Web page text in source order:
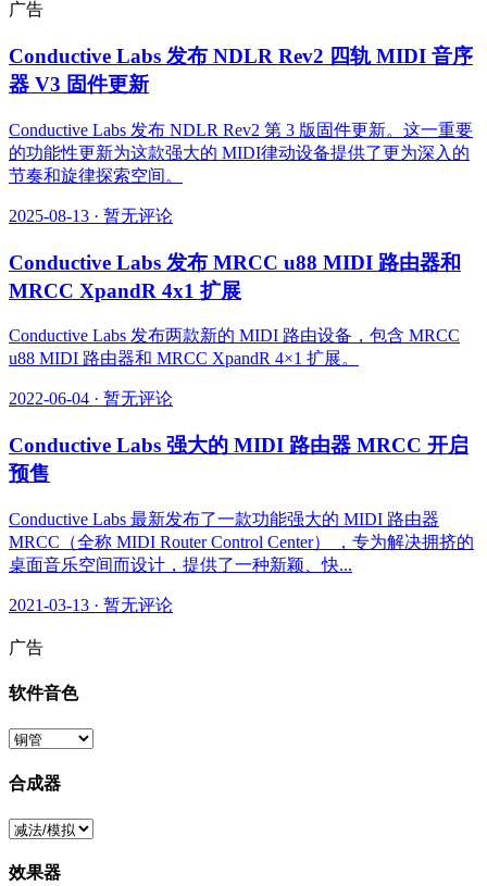
广告
Conductive Labs 发布 NDLR Rev2 四轨 MIDI 音序
器 V3 固件更新
Conductive Labs 发布 NDLR Rev2 第 3 版固件更新。这一重要
的功能性更新为这款强大的 MIDI律动设备提供了更为深入的
节奏和旋律探索空间。
2025-08-13 · 暂无评论
Conductive Labs 发布 MRCC u88 MIDI 路由器和
MRCC XpandR 4x1 扩展
Conductive Labs 发布两款新的 MIDI 路由设备，包含 MRCC
u88 MIDI 路由器和 MRCC XpandR 4×1 扩展。
2022-06-04 · 暂无评论
Conductive Labs 强大的 MIDI 路由器 MRCC 开启
预售
Conductive Labs 最新发布了一款功能强大的 MIDI 路由器
MRCC（全称 MIDI Router Control Center） ，专为解决拥挤的
桌面音乐空间而设计，提供了一种新颖、快...
2021-03-13 · 暂无评论
广告
软件音色
合成器
效果器